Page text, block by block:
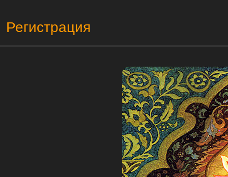
Регистрация